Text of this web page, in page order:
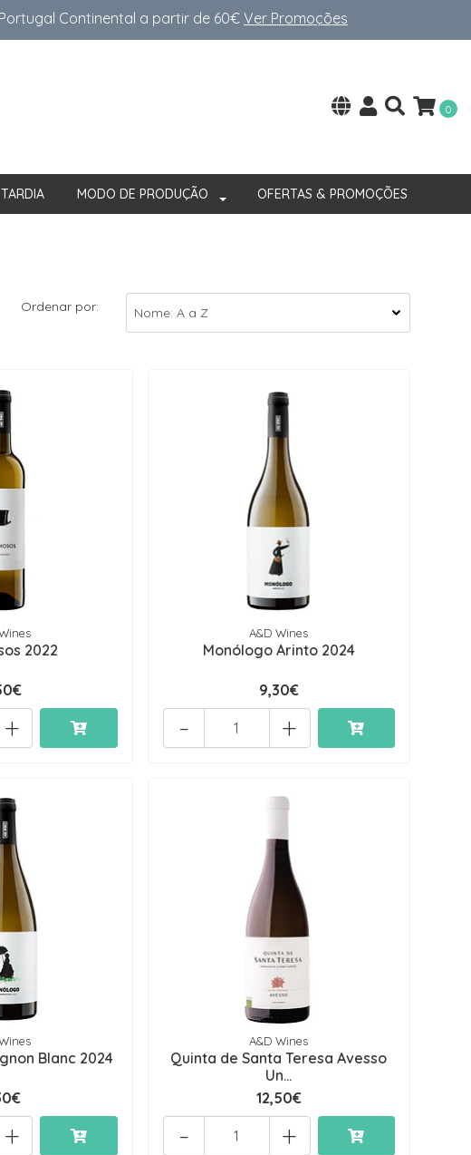
Continental a partir de 60€Ver Promoções
0
MODO DE PRODUÇÃO OFERTAS & PROMOÇÕES
Ordenar por:
2022
+
A&D Wines
Monólogo Arinto 2024
9,30€
+
-
Blanc 2024
+
A&D Wines
Quinta de Santa Teresa Avesso
Un...
12,50€
+
-